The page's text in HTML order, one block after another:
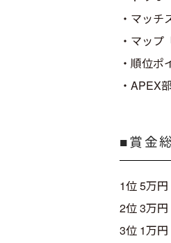
・マッチ
・マップ
・順位ポ
・APEX
■賞金
1位 5万円
2位 3万円
3位 1万円